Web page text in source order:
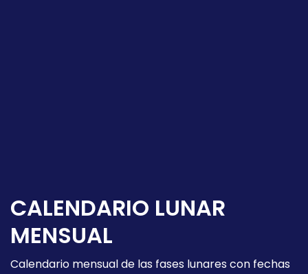
CALENDARIO LUNAR
MENSUAL
Calendario mensual de las fases lunares con fechas